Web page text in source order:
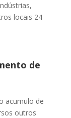
locais 24
de
acumulo de
outros